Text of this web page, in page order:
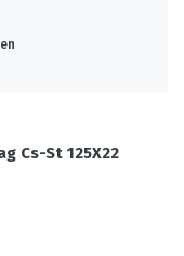
Cs-St 125X22